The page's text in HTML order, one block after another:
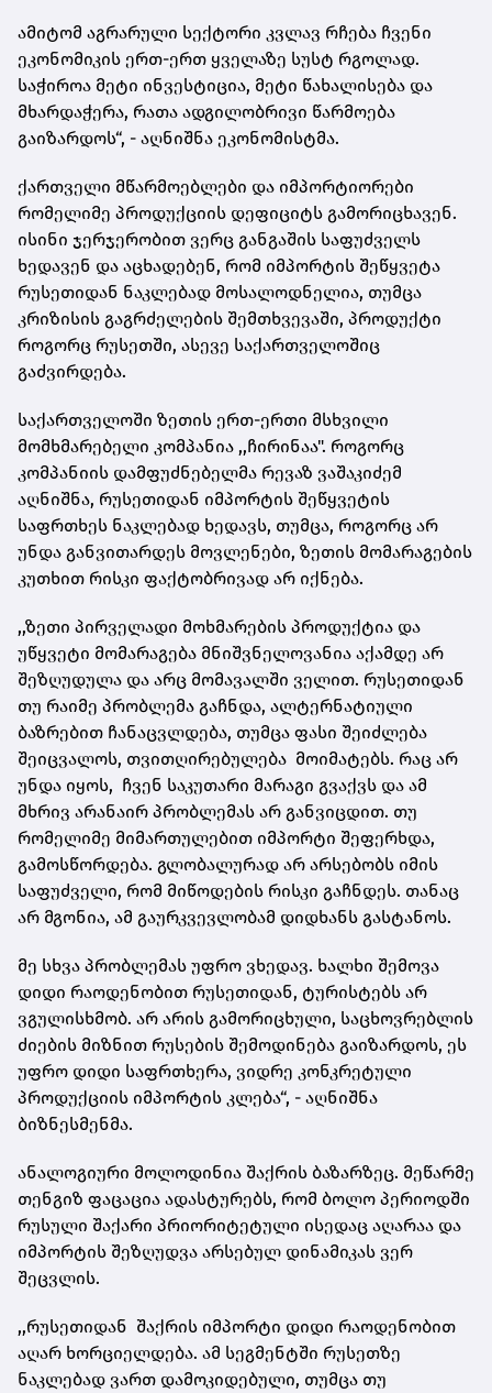
ამიტომ აგრარული სექტორი კვლავ რჩება ჩვენი
ეკონომიკის ერთ-ერთ ყველაზე სუსტ რგოლად.
საჭიროა მეტი ინვესტიცია, მეტი წახალისება და
მხარდაჭერა, რათა ადგილობრივი წარმოება
გაიზარდოს“, - აღნიშნა ეკონომისტმა.
ქართველი მწარმოებლები და იმპორტიორები
რომელიმე პროდუქციის დეფიციტს გამორიცხავენ.
ისინი ჯერჯერობით ვერც განგაშის საფუძველს
ხედავენ და აცხადებენ, რომ იმპორტის შეწყვეტა
რუსეთიდან ნაკლებად მოსალოდნელია, თუმცა
კრიზისის გაგრძელების შემთხვევაში, პროდუქტი
როგორც რუსეთში, ასევე საქართველოშიც
გაძვირდება.
საქართველოში ზეთის ერთ-ერთი მსხვილი
მომხმარებელი კომპანია ,,ჩირინაა". როგორც
კომპანიის დამფუძნებელმა რევაზ ვაშაკიძემ
აღნიშნა, რუსეთიდან იმპორტის შეწყვეტის
საფრთხეს ნაკლებად ხედავს, თუმცა, როგორც არ
უნდა განვითარდეს მოვლენები, ზეთის მომარაგების
კუთხით რისკი ფაქტობრივად არ იქნება.
,,ზეთი პირველადი მოხმარების პროდუქტია და
უწყვეტი მომარაგება მნიშვნელოვანია აქამდე არ
შეზღუდულა და არც მომავალში ველით. რუსეთიდან
თუ რაიმე პრობლემა გაჩნდა, ალტერნატიული
ბაზრებით ჩანაცვლდება, თუმცა ფასი შეიძლება
შეიცვალოს, თვითღირებულება მოიმატებს. რაც არ
უნდა იყოს, ჩვენ საკუთარი მარაგი გვაქვს და ამ
მხრივ არანაირ პრობლემას არ განვიცდით. თუ
რომელიმე მიმართულებით იმპორტი შეფერხდა,
გამოსწორდება. გლობალურად არ არსებობს იმის
საფუძველი, რომ მიწოდების რისკი გაჩნდეს. თანაც
არ მგონია, ამ გაურკვევლობამ დიდხანს გასტანოს.
მე სხვა პრობლემას უფრო ვხედავ. ხალხი შემოვა
დიდი რაოდენობით რუსეთიდან, ტურისტებს არ
ვგულისხმობ. არ არის გამორიცხული, საცხოვრებლის
ძიების მიზნით რუსების შემოდინება გაიზარდოს, ეს
უფრო დიდი საფრთხერა, ვიდრე კონკრეტული
პროდუქციის იმპორტის კლება“, - აღნიშნა
ბიზნესმენმა.
ანალოგიური მოლოდინია შაქრის ბაზარზეც. მეწარმე
თენგიზ ფაცაცია ადასტურებს, რომ ბოლო პერიოდში
რუსული შაქარი პრიორიტეტული ისედაც აღარაა და
იმპორტის შეზღუდვა არსებულ დინამიკას ვერ
შეცვლის.
,,რუსეთიდან შაქრის იმპორტი დიდი რაოდენობით
აღარ ხორციელდება. ამ სეგმენტში რუსეთზე
ნაკლებად ვართ დამოკიდებული, თუმცა თუ